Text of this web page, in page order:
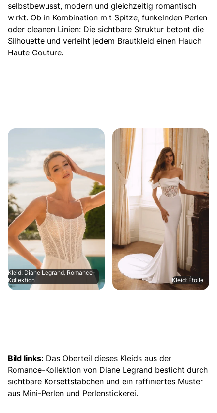
selbstbewusst, modern und gleichzeitig romantisch
wirkt. Ob in Kombination mit Spitze, funkelnden Perlen
oder cleanen Linien: Die sichtbare Struktur betont die
Silhouette und verleiht jedem Brautkleid einen Hauch
Haute Couture.
Kleid: Diane Legrand, Romance-
Kollektion
Kleid: Étoile
Bild links: Das Oberteil dieses Kleids aus der
Romance-Kollektion von Diane Legrand besticht durch
sichtbare Korsettstäbchen und ein raffiniertes Muster
aus Mini-Perlen und Perlenstickerei.